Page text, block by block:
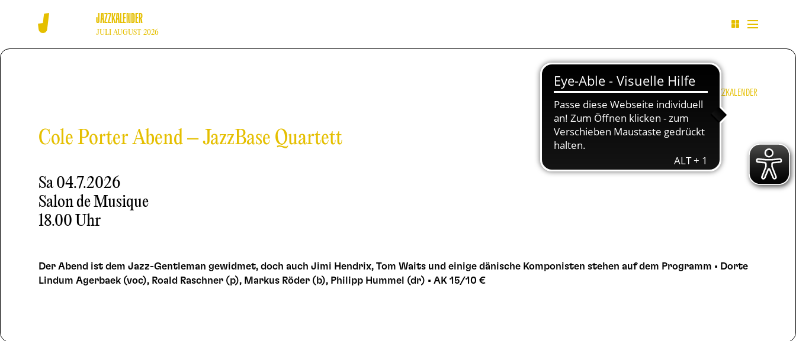
JAZZKALENDER
JULI AUGUST 2026
JAZZKALENDER
Cole Porter Abend – JazzBase Quartett
Sa04.7.2026
Salon de Musique
18.00 Uhr
Der Abend ist dem Jazz-Gentleman gewidmet, doch auch Jimi Hendrix, Tom Waits und einige dänische Komponisten stehen auf dem Programm • Dorte
Lindum Agerbaek (voc), Roald Raschner (p), Markus Röder (b), Philipp Hummel (dr) • AK 15/10 €